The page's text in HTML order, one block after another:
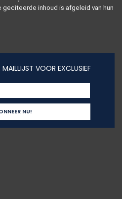
inhoud is afgeleid van hun
VOOR EXCLUSIEF